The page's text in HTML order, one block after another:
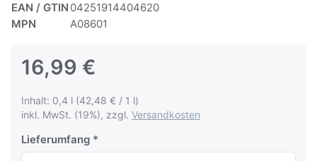
EAN / GTIN 04251914404620
MPN
A08601
16,99 €
Inhalt: 0,4 l (42,48 € / 1 l)
inkl. MwSt. (19%), zzgl. Versandkosten
Lieferumfang